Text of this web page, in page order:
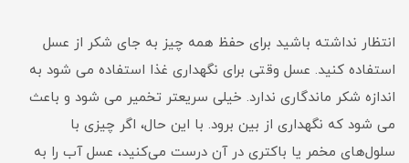
انتظار نداشته باشید برای حفظ همه چیز به جای شکر از عسل
استفاده کنید. عسل وقتی برای نگهداری غذا استفاده می شود به
اندازه شکر ماندگاری ندارد. خیلی سریعتر تخمیر می شود و باعث
می شود که نگهداری از بین برود. با این حال، اگر چیزی با
سلول‌های مخمر یا باکتری در آن درست می‌کنید، عسل آب را به